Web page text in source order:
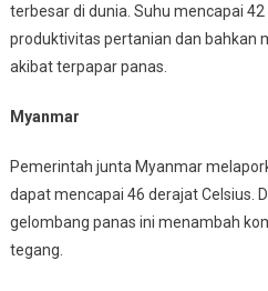
terbesar di dunia. Suhu mencapai
produktivitas pertanian dan bahkan
akibat terpapar panas.
Myanmar
Pemerintah junta Myanmar
dapat mencapai 46 derajat Celsius.
gelombang panas ini menambah
tegang.